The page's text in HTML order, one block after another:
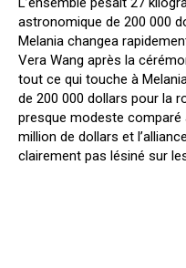
astronomique de 200 000
Melania changea
Vera Wang après la
tout ce qui touche à
de 200 000 dollars pour la
presque modeste comparé
million de dollars et
clairement pas lésiné sur